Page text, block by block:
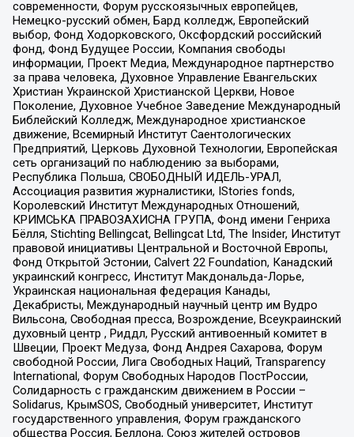
современности, Форум русскоязычных европейцев,
Немецко-русский обмен, Бард колледж, Европейский
выбор, Фонд Ходорковского, Оксфордский российский
фонд, Фонд Будущее России, Компания свободы
информации, Проект Медиа, Международное партнерство
за права человека, Духовное Управление Евангельских
Христиан Украинской Христианской Церкви, Новое
Поколение, Духовное Учебное Заведение Международный
Библейский Колледж, Международное христианское
движение, Всемирный Институт Саентологических
Предприятий, Церковь Духовной Технологии, Европейская
сеть организаций по наблюдению за выборами,
Республика Польша, СВОБОДНЫЙ ИДЕЛЬ-УРАЛ,
Ассоциация развития журналистики, IStories fonds,
Королевский Институт Международных Отношений,
КРИМСЬКА ПРАВОЗАХИСНА ГРУПА, Фонд имени Генриха
Бёлля, Stichting Bellingcat, Bellingcat Ltd, The Insider, Институт
правовой инициативы Центральной и Восточной Европы,
Фонд Открытой Эстонии, Calvert 22 Foundation, Канадский
украинский конгресс, Институт Макдональда-Лорье,
Украинская национальная федерация Канады,
Декабристы, Международный научный центр им Вудро
Вильсона, Свободная пресса, Возрождение, Всеукраинский
духовный центр , Риддл, Русский антивоенный комитет в
Швеции, Проект Медуза, Фонд Андрея Сахарова, Форум
свободной России, Лига Свободных Наций, Transparеncy
International, Форум Свободных Народов ПостРоссии,
Солидарность с гражданским движением в России –
Solidarus, КрымSOS, Свободный университет, Институт
государственного управления, Форум гражданского
общества Россия, Беллона, Союз жителей островов